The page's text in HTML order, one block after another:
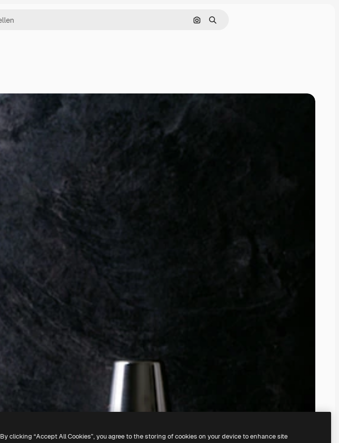
Nach Bild suchen
Suchen
By clicking “Accept All Cookies”, you agree to the storing of cookies on your device to enhance site